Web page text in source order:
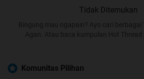
Tidak Ditemukan
Bingung mau ngapain? Ayo cari berbagai
Agan. Atau baca kumpulan Hot Thread
Komunitas Pilihan